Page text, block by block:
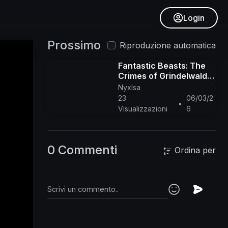
Login
Prossimo
Riproduzione automatica
Fantastic Beasts: The
Crimes of Grindelwald
(2018) complete in
English
NyxIsa
23
Visualizzazioni
•
06/03/2
6
0 Commenti Ordina per